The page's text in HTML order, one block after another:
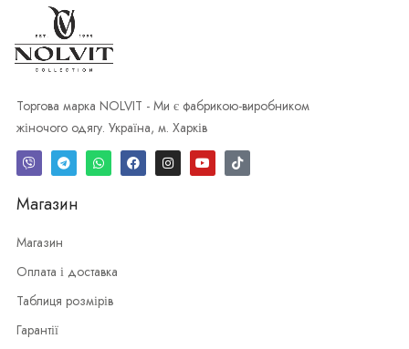
Торгова марка NOLVIT - Ми є фабрикою-виробником
жіночого одягу. Україна, м. Харків
Магазин
Магазин
Оплата і доставка
Таблиця розмірів
Гарантії